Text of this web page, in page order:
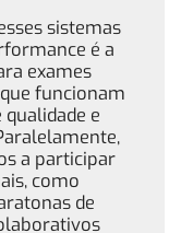
sistemas
é a
exames
funcionam
e
a participar
como
de